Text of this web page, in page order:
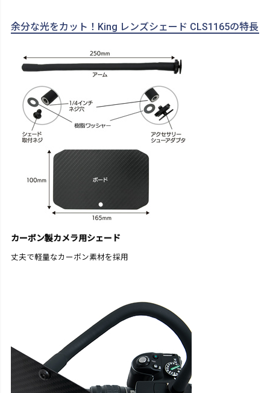
余分な光をカット！King レンズシェード CLS1165の特長
カーボン製カメラ用シェード
丈夫で軽量なカーボン素材を採用